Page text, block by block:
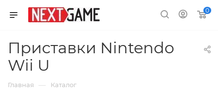
0
Приставки Nintendo
Wii U
Главная — Каталог